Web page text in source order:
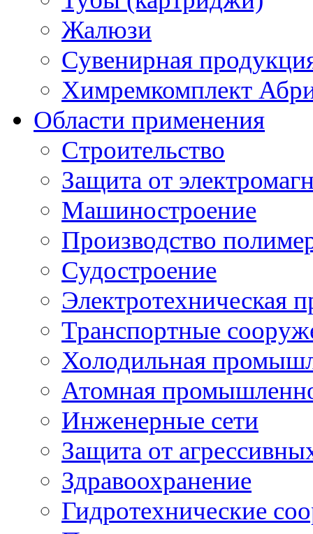
Жалюзи
Сувенирная
Химремкомплект
Области применения
Строительство
Защита от
Машиностроение
Производство
Судостроение
Электротехническая
Транспортные
Холодильная
Атомная
Инженерные сети
Защита от
Здравоохранение
Гидротехнические